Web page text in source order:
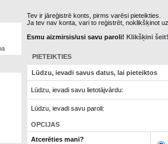
Tev ir jāreģistrē konts, pirms varēsi pieteikties.
Ja tev nav konta, vari to reģistrēt, noklikšķinot
Esmu aizmirsis/usi savu paroli! Klikšķini šeit!
PIETEIKTIES
Lūdzu, ievadi savus datus, lai pieteiktos
Lūdzu, ievadi savu lietotājvārdu:
Lūdzu, ievadi savu paroli:
OPCIJAS
Atcerēties mani?